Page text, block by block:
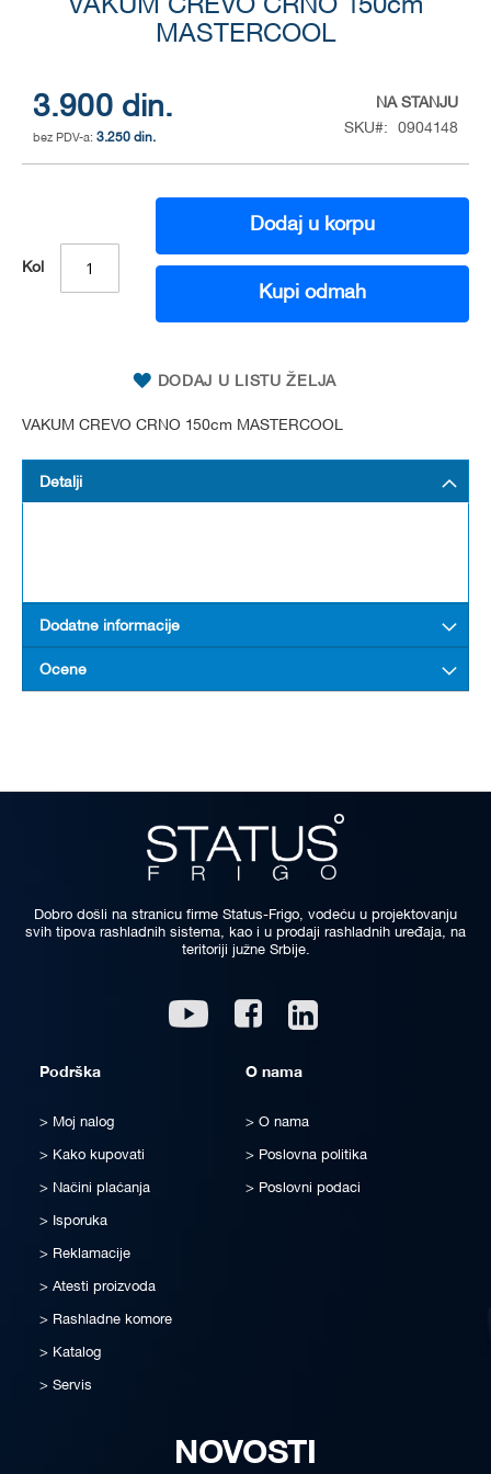
VAKUM CREVO CRNO 150cm
MASTERCOOL
3.900 din.
3.250 din.
NA STANJU
SKU
0904148
Kol
Dodaj u korpu
Kupi odmah
DODAJ U LISTU ŽELJA
VAKUM CREVO CRNO 150cm MASTERCOOL
images
gallery
Detalji
Dodatne informacije
Ocene
Dobro došli na stranicu firme Status-Frigo, vodeću u projektovanju
svih tipova rashladnih sistema, kao i u prodaji rashladnih uređaja, na
teritoriji južne Srbije.
Youtube Facebook
Podrška
Moj nalog
Kako kupovati
Načini plaćanja
Isporuka
Reklamacije
Atesti proizvoda
Rashladne komore
Katalog
Servis
O nama
O nama
Poslovna politika
Poslovni podaci
NOVOSTI